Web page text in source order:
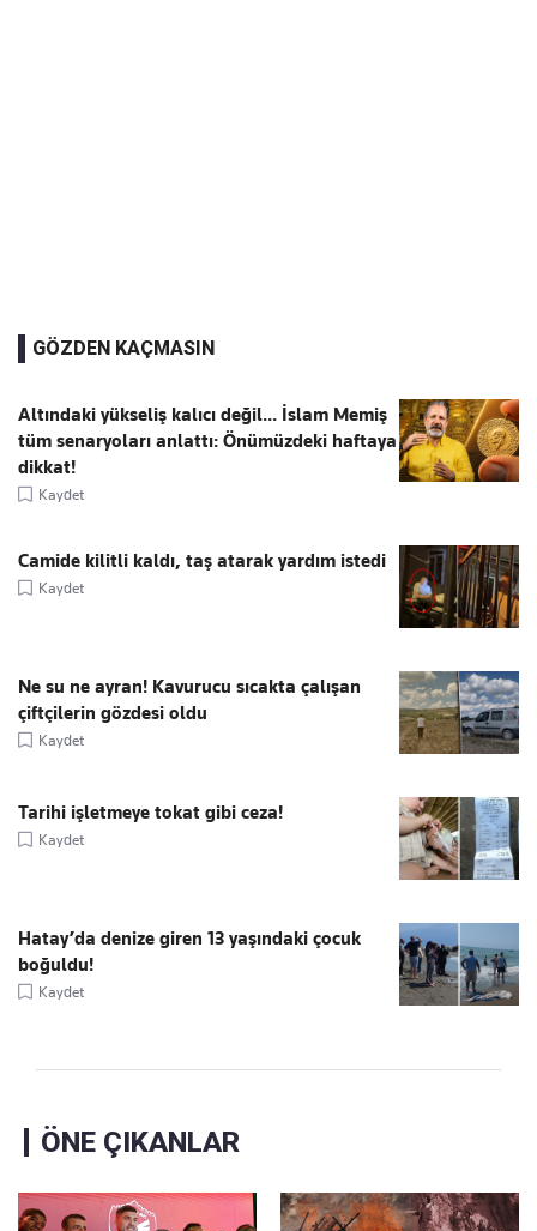
GÖZDEN KAÇMASIN
Altındaki yükseliş kalıcı değil... İslam Memiş
tüm senaryoları anlattı: Önümüzdeki haftaya
dikkat!
Kaydet
Camide kilitli kaldı, taş atarak yardım istedi
Kaydet
Ne su ne ayran! Kavurucu sıcakta çalışan
çiftçilerin gözdesi oldu
Kaydet
Tarihi işletmeye tokat gibi ceza!
Kaydet
Hatay’da denize giren 13 yaşındaki çocuk
boğuldu!
Kaydet
ÖNE ÇIKANLAR